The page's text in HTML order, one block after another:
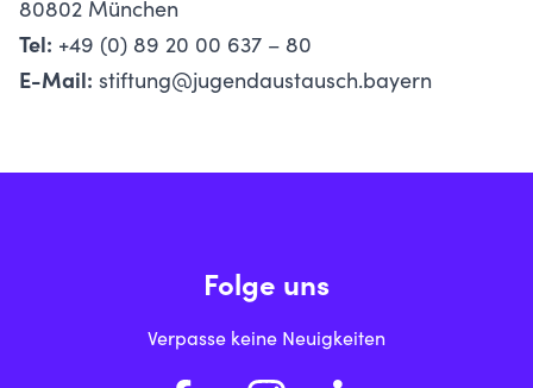
80802 München
Tel: +49 (0) 89 20 00 637 – 80
E-Mail: stiftung@jugendaustausch.bayern
Folge uns
Verpasse keine Neuigkeiten